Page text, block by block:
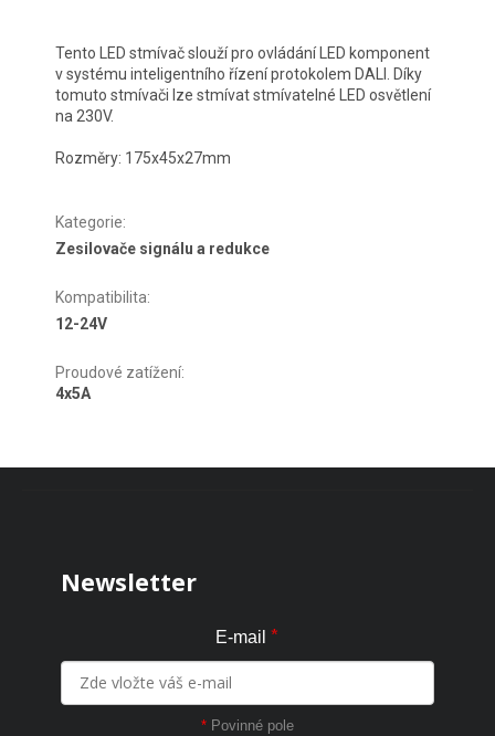
Tento LED stmívač slouží pro ovládání LED komponent
v systému inteligentního řízení protokolem DALI. Díky
tomuto stmívači lze stmívat stmívatelné LED osvětlení
na 230V.
Rozměry: 175x45x27mm
Kategorie:
Zesilovače signálu a redukce
Kompatibilita:
12-24V
Proudové zatížení:
4x5A
Newsletter
E-mail *
* Povinné pole